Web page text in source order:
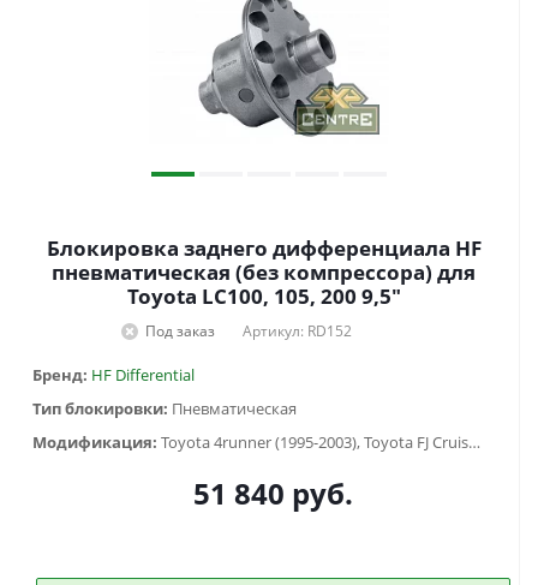
Блокировка заднего дифференциала HF
пневматическая (без компрессора) для
Toyota LC100, 105, 200 9,5"
Под заказ Артикул: RD152
Бренд: HF Differential
Тип блокировки: Пневматическая
Модификация:
Toyota 4runner (1995-2003), Toyota FJ Cruiser (2006-2014), Toyota Fortuner (2005-2016), Toyota HiLux SURF 130 (1988-1997), Toyota Hilux V (1983-1997), Toyota Hilux VII (2005-2014), Toyota Land Cruiser 100 (1997-2007), Toyota Land Cruiser 105 (1998-2006), Toyota Land Cruiser 40 (1960-1984) , Toyota Land Cruiser 60 (1980-1990) , Toyota Land Cruiser 70 (1990-1996), Toyota Land Cruiser 71 (1984-...), Toyota Land Cruiser 73 (1990-1996), Toyota Land Cruiser 75 (1984-2013), Toyota Land Cruiser 76 (2007-...), Toyota Land Cruiser 78 (2006-...), Toyota Land Cruiser 79 (1984-2006)
51 840 руб.